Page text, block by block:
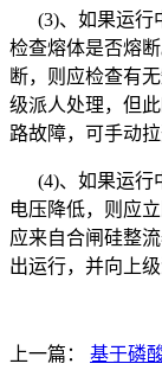
(3)、如果运行
检查熔体是否熔
断，则应检查有
级派人处理，但
路故障，可手动拉
(4)、如果运行
电压降低，则应
应来自合闸硅整
出运行，并向上
上一篇： 基于磷